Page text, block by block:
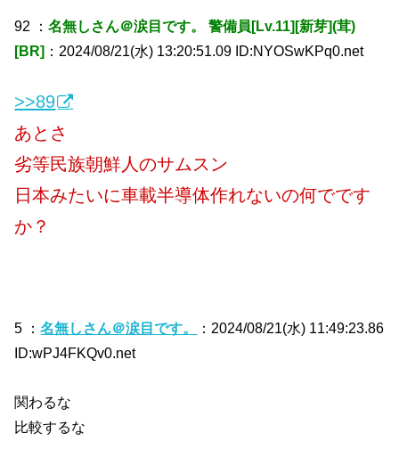
92 ：名無しさん＠涙目です。 警備員[Lv.11][新芽](茸)
[BR] ：2024/08/21(水) 13:20:51.09 ID:NYOSwKPq0.net
>>89
あとさ
劣等民族朝鮮人のサムスン
日本みたいに車載半導体作れないの何でです
か？
5 ：名無しさん＠涙目です。
：2024/08/21(水) 11:49:23.86
ID:wPJ4FKQv0.net
関わるな
比較するな